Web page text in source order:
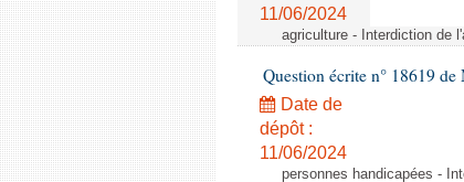
11/06/2024
agriculture - Interdiction de
Question écrite n° 18619
Date de
dépôt :
11/06/2024
personnes handicapées -